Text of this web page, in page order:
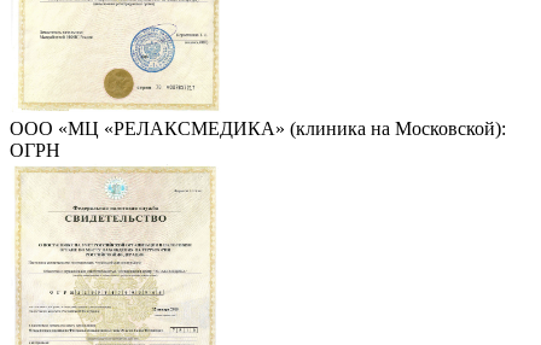
ООО «МЦ «РЕЛАКСМЕДИКА» (клиника на Московской):
ОГРН